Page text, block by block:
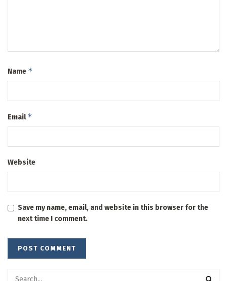
Name *
Email*
Website
Save my name, email, and website in this browser for the
next time I comment.